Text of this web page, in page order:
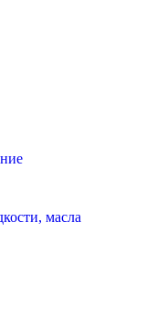
масла